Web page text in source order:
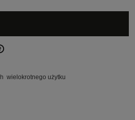
kosztów płatności
wielokrotnego użytku